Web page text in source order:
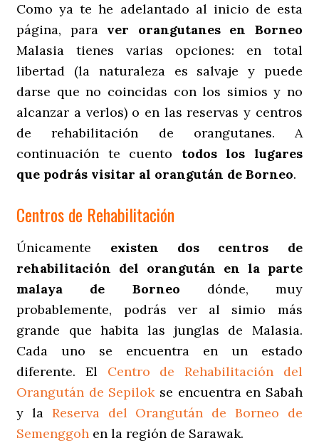
Como ya te he adelantado al inicio de esta
página, para ver orangutanes en Borneo
Malasia tienes varias opciones: en total
libertad (la naturaleza es salvaje y puede
darse que no coincidas con los simios y no
alcanzar a verlos) o en las reservas y centros
de rehabilitación de orangutanes. A
continuación te cuento todos los lugares
que podrás visitar al orangután de Borneo.
Centros de Rehabilitación
Únicamente existen dos centros de
rehabilitación del orangután en la parte
malaya de Borneo dónde, muy
probablemente, podrás ver al simio más
grande que habita las junglas de Malasia.
Cada uno se encuentra en un estado
diferente. El Centro de Rehabilitación del
Orangután de Sepilokse encuentra en Sabah
y la Reserva del Orangután de Borneo de
Semenggoh en la región de Sarawak.